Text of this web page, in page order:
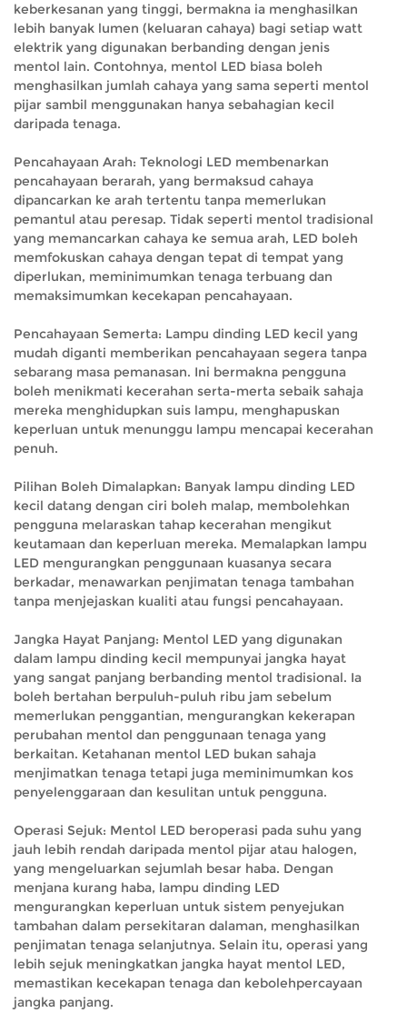
keberkesanan yang tinggi, bermakna ia menghasilkan
lebih banyak lumen (keluaran cahaya) bagi setiap watt
elektrik yang digunakan berbanding dengan jenis
mentol lain. Contohnya, mentol LED biasa boleh
menghasilkan jumlah cahaya yang sama seperti mentol
pijar sambil menggunakan hanya sebahagian kecil
daripada tenaga.
Pencahayaan Arah: Teknologi LED membenarkan
pencahayaan berarah, yang bermaksud cahaya
dipancarkan ke arah tertentu tanpa memerlukan
pemantul atau peresap. Tidak seperti mentol tradisional
yang memancarkan cahaya ke semua arah, LED boleh
memfokuskan cahaya dengan tepat di tempat yang
diperlukan, meminimumkan tenaga terbuang dan
memaksimumkan kecekapan pencahayaan.
Pencahayaan Semerta: Lampu dinding LED kecil yang
mudah diganti memberikan pencahayaan segera tanpa
sebarang masa pemanasan. Ini bermakna pengguna
boleh menikmati kecerahan serta-merta sebaik sahaja
mereka menghidupkan suis lampu, menghapuskan
keperluan untuk menunggu lampu mencapai kecerahan
penuh.
Pilihan Boleh Dimalapkan: Banyak lampu dinding LED
kecil datang dengan ciri boleh malap, membolehkan
pengguna melaraskan tahap kecerahan mengikut
keutamaan dan keperluan mereka. Memalapkan lampu
LED mengurangkan penggunaan kuasanya secara
berkadar, menawarkan penjimatan tenaga tambahan
tanpa menjejaskan kualiti atau fungsi pencahayaan.
Jangka Hayat Panjang: Mentol LED yang digunakan
dalam lampu dinding kecil mempunyai jangka hayat
yang sangat panjang berbanding mentol tradisional. Ia
boleh bertahan berpuluh-puluh ribu jam sebelum
memerlukan penggantian, mengurangkan kekerapan
perubahan mentol dan penggunaan tenaga yang
berkaitan. Ketahanan mentol LED bukan sahaja
menjimatkan tenaga tetapi juga meminimumkan kos
penyelenggaraan dan kesulitan untuk pengguna.
Operasi Sejuk: Mentol LED beroperasi pada suhu yang
jauh lebih rendah daripada mentol pijar atau halogen,
yang mengeluarkan sejumlah besar haba. Dengan
menjana kurang haba, lampu dinding LED
mengurangkan keperluan untuk sistem penyejukan
tambahan dalam persekitaran dalaman, menghasilkan
penjimatan tenaga selanjutnya. Selain itu, operasi yang
lebih sejuk meningkatkan jangka hayat mentol LED,
memastikan kecekapan tenaga dan kebolehpercayaan
jangka panjang.